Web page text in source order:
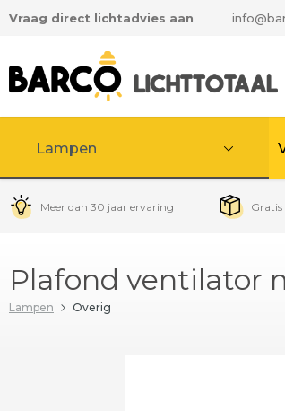
hoofdinhoud
Vraag direct lichtadvies aan
Lampen
Meer dan 30 jaar ervaring
Plafond ventilator
Lampen Overig